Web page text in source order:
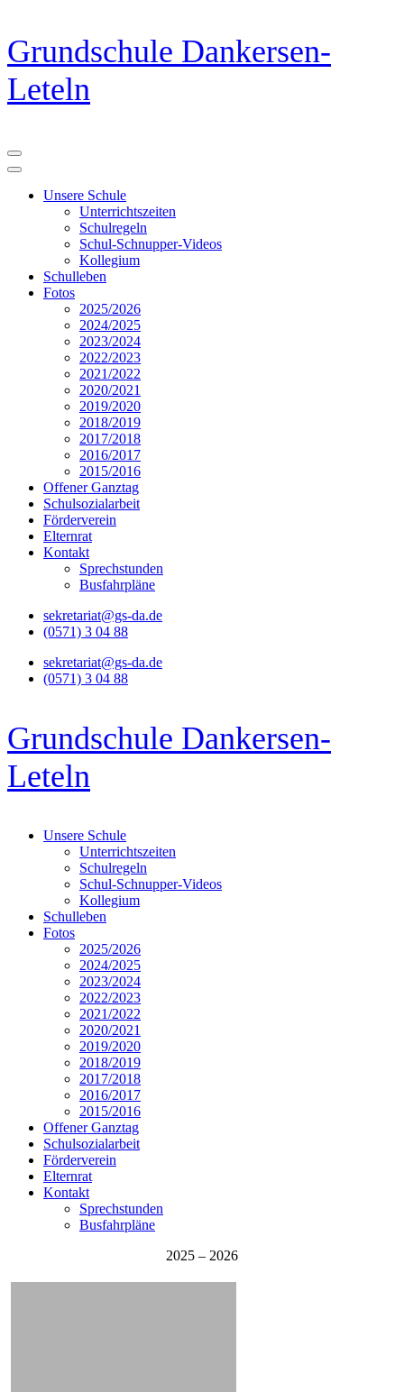
Zum
Inhalt
springen
(Eingabetaste
drücken)
Grundschule Dankersen-
Leteln
Unsere Schule
Unterrichtszeiten
Schulregeln
Schul-Schnupper-Videos
Kollegium
Schulleben
Fotos
2025/2026
2024/2025
2023/2024
2022/2023
2021/2022
2020/2021
2019/2020
2018/2019
2017/2018
2016/2017
2015/2016
Offener Ganztag
Schulsozialarbeit
Förderverein
Elternrat
Kontakt
Sprechstunden
Busfahrpläne
sekretariat@gs-da.de
(0571) 3 04 88
sekretariat@gs-da.de
(0571) 3 04 88
Grundschule Dankersen-
Leteln
Unsere Schule
Unterrichtszeiten
Schulregeln
Schul-Schnupper-Videos
Kollegium
Schulleben
Fotos
2025/2026
2024/2025
2023/2024
2022/2023
2021/2022
2020/2021
2019/2020
2018/2019
2017/2018
2016/2017
2015/2016
Offener Ganztag
Schulsozialarbeit
Förderverein
Elternrat
Kontakt
Sprechstunden
Busfahrpläne
2025 – 2026